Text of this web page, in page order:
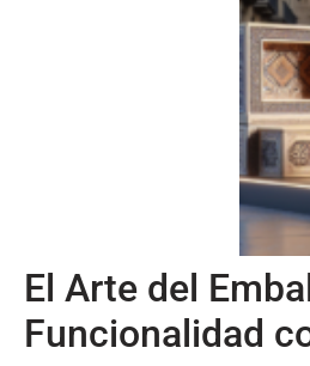
El Arte del
Funcionalidad